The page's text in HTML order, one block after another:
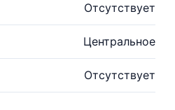
Отсутствует
Центральное
Отсутствует